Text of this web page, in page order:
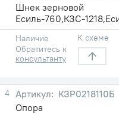
Шнек зерновой
Есиль-760,КЗС-
Наличие
Обратитесь к
консультанту
К схеме
4
КЗР0218110Б
Опора